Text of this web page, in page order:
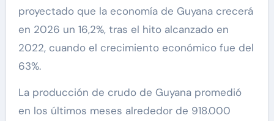
proyectado que la economía de Guyana crecerá
en 2026 un 16,2%, tras el hito alcanzado en
2022, cuando el crecimiento económico fue del
63%.
La producción de crudo de Guyana promedió
en los últimos meses alrededor de 918.000